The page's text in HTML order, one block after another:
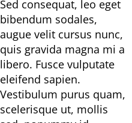
Sed consequat, leo eget
bibendum sodales,
augue velit cursus nunc,
quis gravida magna mi a
libero. Fusce vulputate
eleifend sapien.
Vestibulum purus quam,
scelerisque ut, mollis